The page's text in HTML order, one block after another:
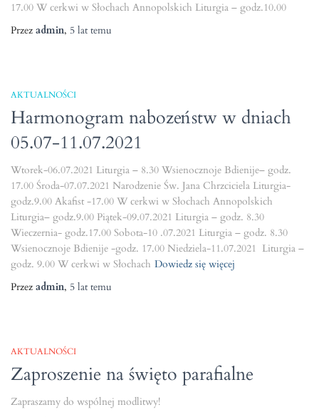
17.00 W cerkwi w Słochach Annopolskich Liturgia – godz.10.00
Przez admin, 5 lattemu
AKTUALNOŚCI
Harmonogram nabozeństw w dniach
05.07-11.07.2021
Wtorek-06.07.2021 Liturgia – 8.30 Wsienocznoje Bdienije– godz.
17.00 Środa-07.07.2021 Narodzenie Św. Jana Chrzciciela Liturgia-
godz.9.00 Akafist -17.00 W cerkwi w Słochach Annopolskich
Liturgia– godz.9.00 Piątek-09.07.2021 Liturgia – godz. 8.30
Wieczernia- godz.17.00 Sobota-10 .07.2021 Liturgia – godz. 8.30
Wsienocznoje Bdienije -godz. 17.00 Niedziela-11.07.2021 Liturgia –
godz. 9.00 W cerkwi w Słochach Dowiedz się więcej
Przez admin, 5 lattemu
AKTUALNOŚCI
Zaproszenie na święto parafialne
Zapraszamy do wspólnej modlitwy!